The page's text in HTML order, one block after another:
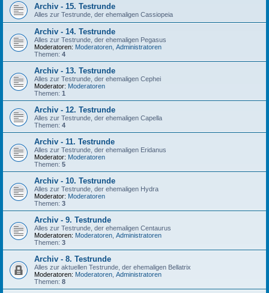
Archiv - 15. Testrunde
Alles zur Testrunde, der ehemaligen Cassiopeia
Archiv - 14. Testrunde
Alles zur Testrunde, der ehemaligen Pegasus
Moderatoren: Moderatoren Administratoren
Themen: 4
Archiv - 13. Testrunde
Alles zur Testrunde, der ehemaligen Cephei
Moderator: Moderatoren
Themen: 1
Archiv - 12. Testrunde
Alles zur Testrunde, der ehemaligen Capella
Themen: 4
Archiv - 11. Testrunde
Alles zur Testrunde, der ehemaligen Eridanus
Moderator: Moderatoren
Themen: 5
Archiv - 10. Testrunde
Alles zur Testrunde, der ehemaligen Hydra
Moderator: Moderatoren
Themen: 3
Archiv - 9. Testrunde
Alles zur Testrunde, der ehemaligen Centaurus
Moderatoren: Moderatoren Administratoren
Themen: 3
Archiv - 8. Testrunde
Alles zur aktuellen Testrunde, der ehemaligen Bellatrix
Moderatoren: Moderatoren Administratoren
Themen: 8